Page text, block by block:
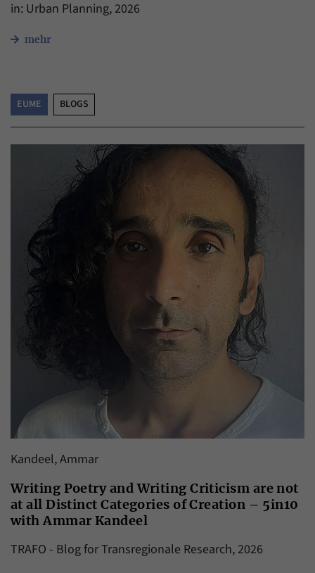
in: Urban Planning, 2026
mehr
EUME BLOGS
Kandeel, Ammar
Writing Poetry and Writing Criticism are not
at all Distinct Categories of Creation – 5in10
with Ammar Kandeel
TRAFO - Blog for Transregionale Research, 2026